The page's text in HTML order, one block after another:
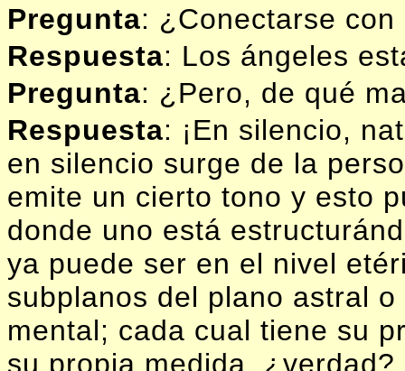
Pregunta: ¿Conectarse
Respuesta: Los ángeles
Pregunta: ¿Pero, de qué
Respuesta: ¡En silencio,
en silencio surge de la
emite un cierto tono y esto
donde uno está
ya puede ser en el nivel
subplanos del plano astral
mental; cada cual tiene su
su propia medida,